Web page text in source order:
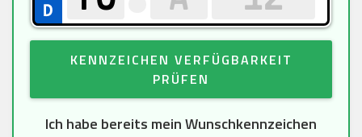
KENNZEICHEN VERFÜGBARKEIT
PRÜFEN
Ich habe bereits mein Wunschkennzeichen